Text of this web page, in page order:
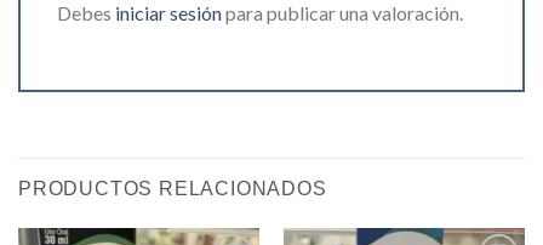
Debes iniciar sesiónpara publicar una valoración.
PRODUCTOS RELACIONADOS